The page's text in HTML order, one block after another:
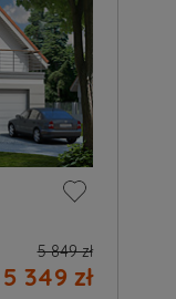
5 849 zł
5 349 zł